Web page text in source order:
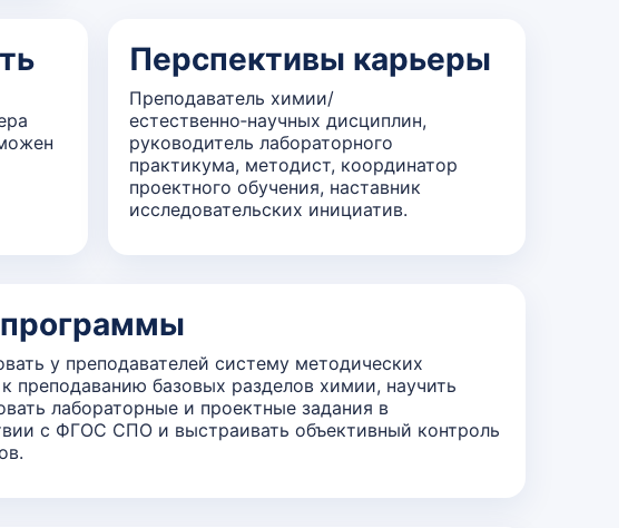
Перспективы карьеры
Преподаватель химии/
естественно‑научных дисциплин,
руководитель лабораторного
практикума, методист, координатор
проектного обучения, наставник
исследовательских инициатив.
у преподавателей систему методических
преподаванию базовых разделов химии, научить
лабораторные и проектные задания в
с ФГОС СПО и выстраивать объективный контроль